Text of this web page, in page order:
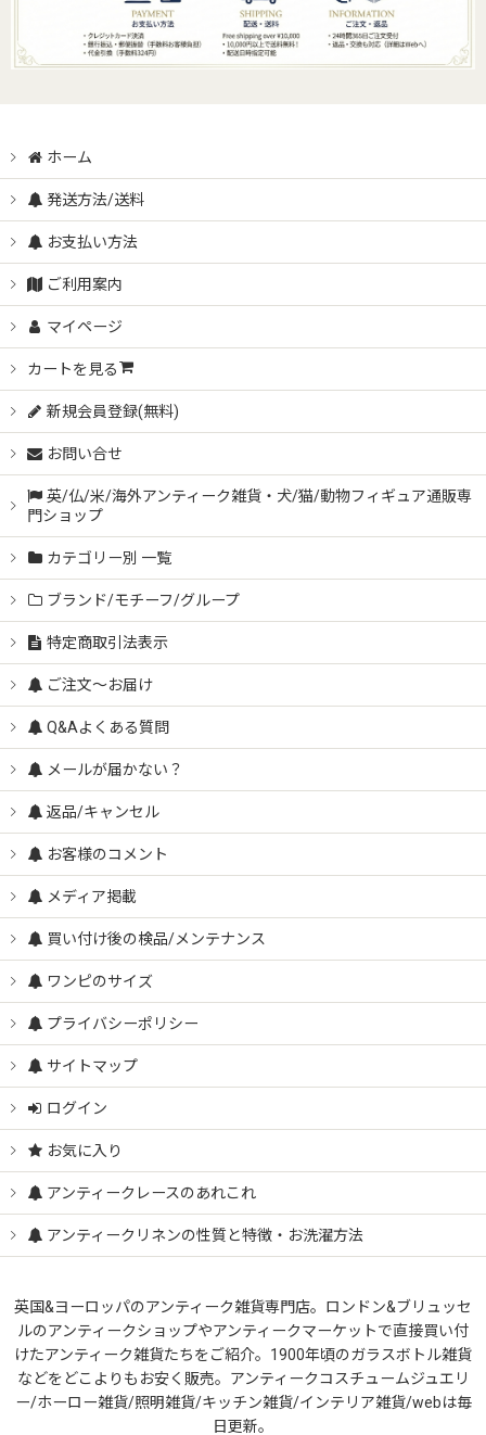
ホーム
発送方法/送料
お支払い方法
ご利用案内
マイページ
カートを見る
新規会員登録(無料)
お問い合せ
英/仏/米/海外アンティーク雑貨・犬/猫/動物フィギュア通販専
門ショップ
カテゴリー別 一覧
ブランド/モチーフ/グループ
特定商取引法表示
ご注文～お届け
Q&Aよくある質問
メールが届かない？
返品/キャンセル
お客様のコメント
メディア掲載
買い付け後の検品/メンテナンス
ワンピのサイズ
プライバシーポリシー
サイトマップ
ログイン
お気に入り
アンティークレースのあれこれ
アンティークリネンの性質と特徴・お洗濯方法
英国&ヨーロッパのアンティーク雑貨専門店。ロンドン&ブリュッセ
ルのアンティークショップやアンティークマーケットで直接買い付
けたアンティーク雑貨たちをご紹介。1900年頃のガラスボトル雑貨
などをどこよりもお安く販売。アンティークコスチュームジュエリ
ー/ホーロー雑貨/照明雑貨/キッチン雑貨/インテリア雑貨/webは毎
日更新。